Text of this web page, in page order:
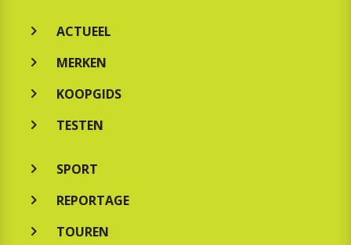
ACTUEEL
MERKEN
KOOPGIDS
TESTEN
SPORT
REPORTAGE
TOUREN